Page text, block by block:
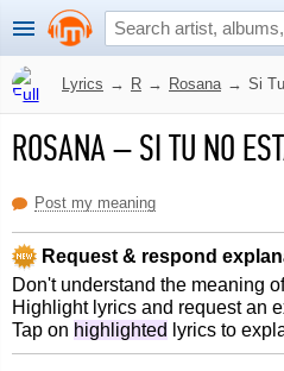
Lyrics → R → Rosana → Si
ROSANA–SI TU NO
Post my meaning
Request & respond
Don't understand the meaning
Highlight lyrics and request an
Tap on highlighted lyrics to